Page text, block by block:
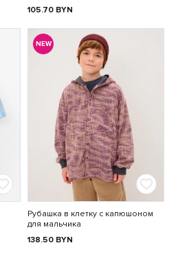
105.70 BYN
NEW
Рубашка в клетку с капюшоном
для мальчика
138.50 BYN